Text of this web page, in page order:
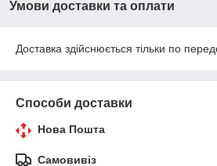
Умови доставки та оплати
Доставка здійснюється тільки по
Способи доставки
Нова Пошта
Самовивіз